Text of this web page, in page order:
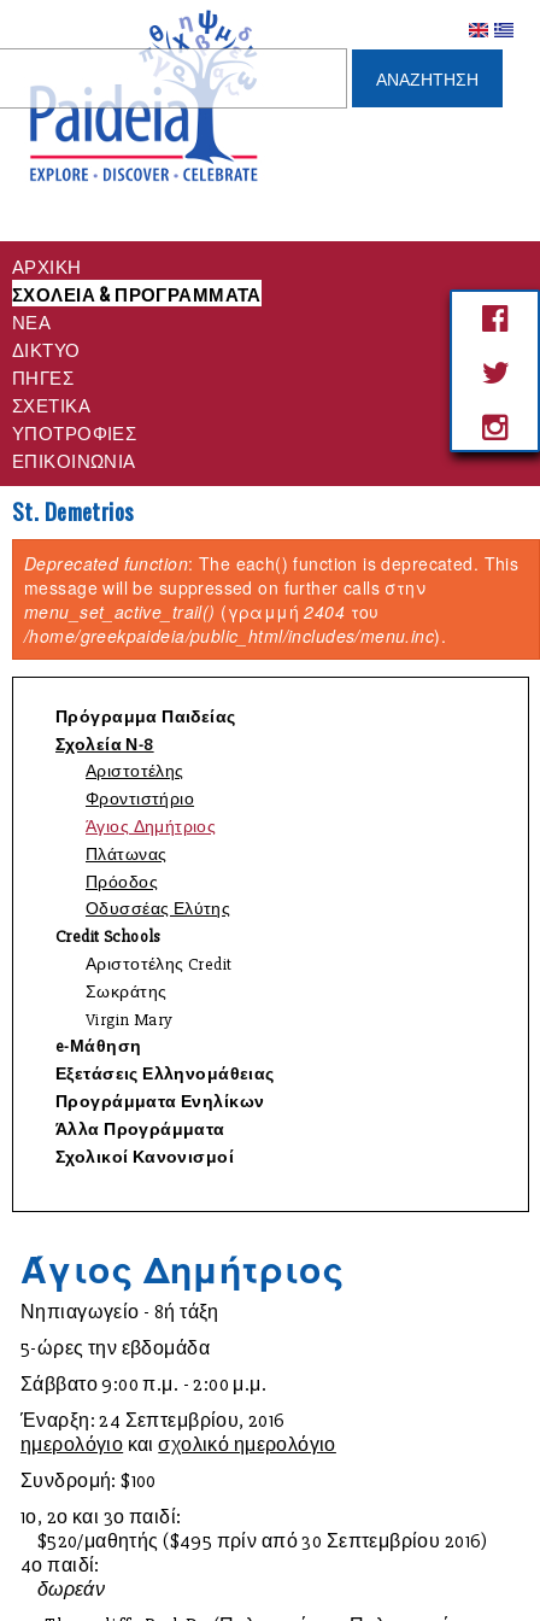
ΑΡΧΙΚΗ
ΣΧΟΛΕΙΑ & ΠΡΟΓΡΑΜΜΑΤΑ
ΝΈΑ
ΔΙΚΤΥΟ
ΠΗΓΕΣ
ΣΧΕΤΙΚΆ
ΥΠΟΤΡΟΦΊΕΣ
ΕΠΙΚΟΙΝΩΝΊΑ
Είστε εδώ
St. Demetrios
Μήνυμα σφάλματος
Deprecated function: The each() function is deprecated. This
message will be suppressed on further calls στην
menu_set_active_trail() (γραμμή2404 του
/home/greekpaideia/public_html/includes/menu.inc).
Πρόγραμμα Παιδείας
Σχολεία Ν-8
Αριστοτέλης
Φροντιστήριο
Άγιος Δημήτριος
Πλάτωνας
Πρόοδος
Οδυσσέας Ελύτης
Credit Schools
Αριστοτέλης Credit
Σωκράτης
Virgin Mary
e-Μάθηση
Εξετάσεις Ελληνομάθειας
Προγράμματα Ενηλίκων
Άλλα Προγράμματα
Σχολικοί Κανονισμοί
Άγιος Δημήτριος
Νηπιαγωγείο - 8ή τάξη
5-ώρες την εβδομάδα
Σάββατο 9:00 π.μ. - 2:00 μ.μ.
Έναρξη: 24 Σεπτεμβρίου, 2016
ημερολόγιο καισχολικό ημερολόγιο
Συνδρομή: $100
1ο, 2ο και 3ο παιδί:
$520/μαθητής ($495 πρίν από 30 Σεπτεμβρίου 2016)
4ο παιδί:
δωρεάν